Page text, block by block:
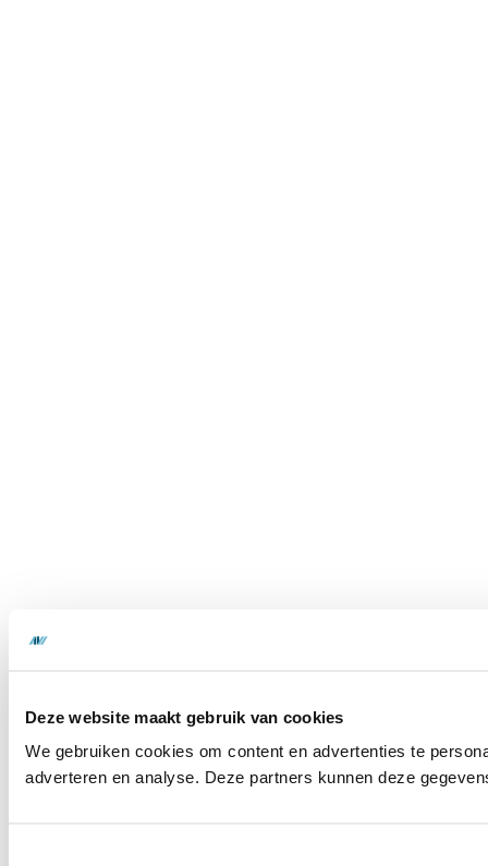
Deze website maakt gebruik van cookies
We gebruiken cookies om content en advertenties te
adverteren en analyse. Deze partners kunnen deze